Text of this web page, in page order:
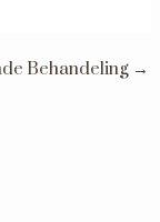
Behandeling →